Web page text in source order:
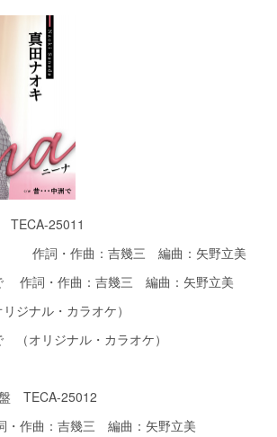
TECA-25011
詞・作曲：吉幾三 編曲：矢野立美
作詞・作曲：吉幾三 編曲：矢野立美
ジナル・カラオケ）
（オリジナル・カラオケ）
TECA-25012
作曲：吉幾三 編曲：矢野立美